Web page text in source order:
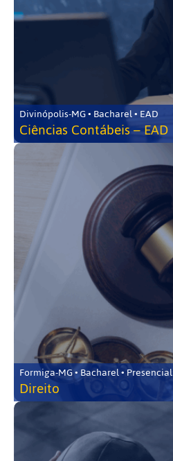
Divinópolis-MG • Bacharel • EAD
Ciências Contábeis – EAD
Formiga-MG • Bacharel • Presencial
Direito